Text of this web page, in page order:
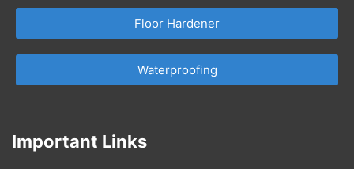
Floor Hardener
Waterproofing
Important Links